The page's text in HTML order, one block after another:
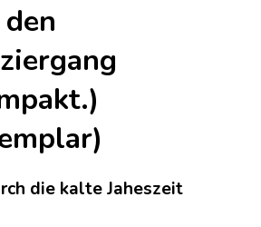
die kalte Jaheszeit